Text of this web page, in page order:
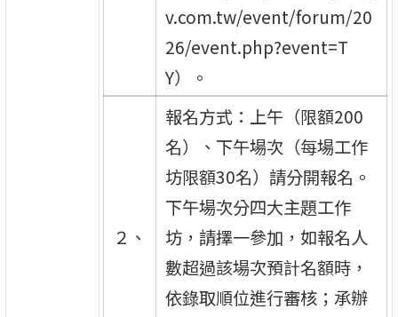
v.com.tw/event/forum/20
26/event.php?event=T
Y）。
２、
報名方式：上午（限額200
名）、下午場次（每場工作
坊限額30名）請分開報名。
下午場次分四大主題工作
坊，請擇一參加，如報名人
數超過該場次預計名額時，
依錄取順位進行審核；承辦